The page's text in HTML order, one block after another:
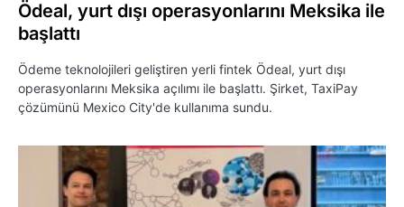
Ödeal, yurt dışı operasyonlarını Meksika ile
başlattı
Ödeme teknolojileri geliştiren yerli fintek Ödeal, yurt dışı
operasyonlarını Meksika açılımı ile başlattı. Şirket, TaxiPay
çözümünü Mexico City'de kullanıma sundu.